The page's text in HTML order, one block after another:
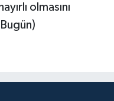
olmasını